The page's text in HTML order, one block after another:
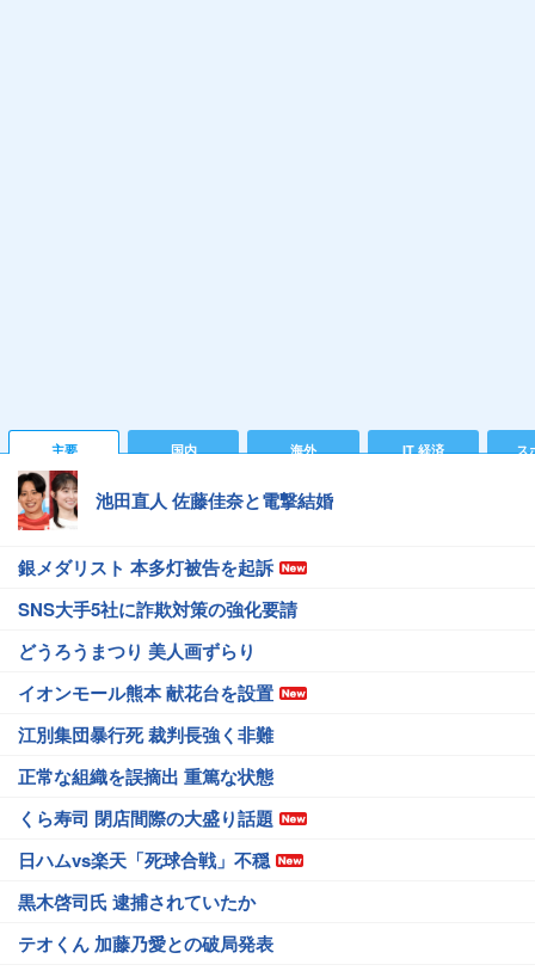
主要 国内 海外 IT 経済 ス
池田直人 佐藤佳奈と電撃結婚
銀メダリスト 本多灯被告を起訴
SNS大手5社に詐欺対策の強化要請
どうろうまつり 美人画ずらり
イオンモール熊本 献花台を設置
江別集団暴行死 裁判長強く非難
正常な組織を誤摘出 重篤な状態
くら寿司 閉店間際の大盛り話題
日ハムvs楽天「死球合戦」不穏
黒木啓司氏 逮捕されていたか
テオくん 加藤乃愛との破局発表